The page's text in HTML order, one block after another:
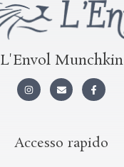
L'Envol Munchkin
n
s
a
B
u
s
F
a
c
o
k
Accesso rapido